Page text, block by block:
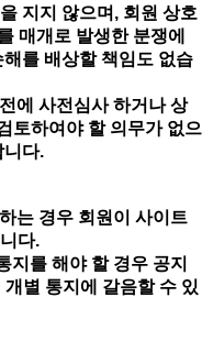
지지 않으며, 회원 상호
매개로 발생한 분쟁에
를 배상할 책임도 없습
에 사전심사 하거나 상
토하여야 할 의무가 없으
니다.
는 경우 회원이 사이트
다.
를 해야 할 경우 공지
별 통지에 갈음할 수 있